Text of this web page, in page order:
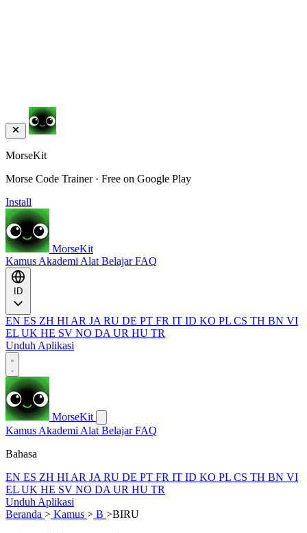
MorseKit
Morse Code Trainer · Free on Google Play
Install
MorseKit
Kamus Akademi Alat BelajarFAQ
EN ES ZH HI AR JA RU DE PT FR IT ID KO PL CS TH BN VI
EL UK HE SV NO DA UR HU TR
Unduh Aplikasi
MorseKit
Kamus Akademi Alat BelajarFAQ
Bahasa
EN ES ZH HI AR JA RU DE PT FR IT ID KO PL CS TH BN VI
EL UK HE SV NO DA UR HU TR
Unduh Aplikasi
Beranda > Kamus > B >BIRU